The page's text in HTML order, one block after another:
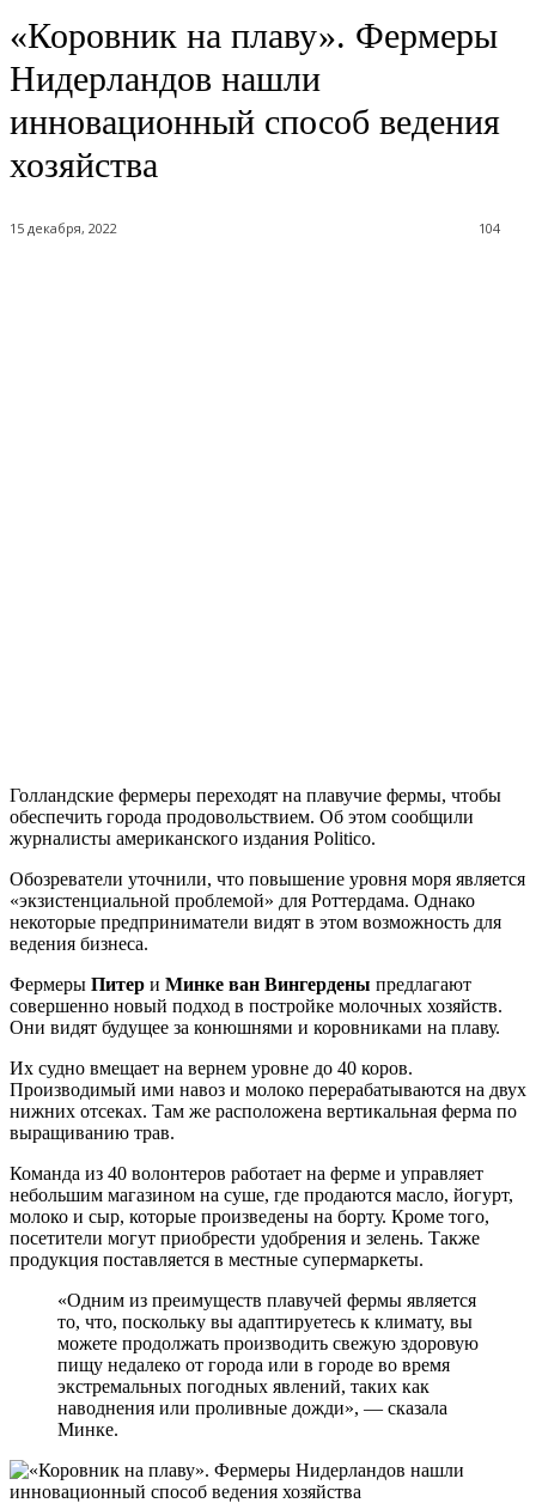
«Коровник на плаву». Фермеры
Нидерландов нашли
инновационный способ ведения
хозяйства
15 декабря, 2022 104
Голландские фермеры переходят на плавучие фермы, чтобы
обеспечить города продовольствием. Об этом сообщили
журналисты американского издания Politico.
Обозреватели уточнили, что повышение уровня моря является
«экзистенциальной проблемой» для Роттердама. Однако
некоторые предприниматели видят в этом возможность для
ведения бизнеса.
Фермеры Питер и Минке ван Вингердены предлагают
совершенно новый подход в постройке молочных хозяйств.
Они видят будущее за конюшнями и коровниками на плаву.
Их судно вмещает на вернем уровне до 40 коров.
Производимый ими навоз и молоко перерабатываются на двух
нижних отсеках. Там же расположена вертикальная ферма по
выращиванию трав.
Команда из 40 волонтеров работает на ферме и управляет
небольшим магазином на суше, где продаются масло, йогурт,
молоко и сыр, которые произведены на борту. Кроме того,
посетители могут приобрести удобрения и зелень. Также
продукция поставляется в местные супермаркеты.
«Одним из преимуществ плавучей фермы является
то, что, поскольку вы адаптируетесь к климату, вы
можете продолжать производить свежую здоровую
пищу недалеко от города или в городе во время
экстремальных погодных явлений, таких как
наводнения или проливные дожди», — сказала
Минке.